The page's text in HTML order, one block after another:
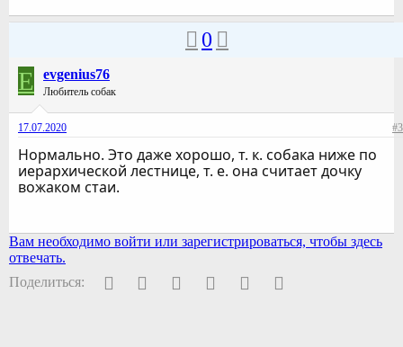
0
E evgenius76
Любитель собак
17.07.2020 #3
Нормально. Это даже хорошо, т. к. собака ниже по
иерархической лестнице, т. е. она считает дочку
вожаком стаи.
Вам необходимо войти или зарегистрироваться, чтобы здесь
отвечать.
Поделиться:
FacebookTwitter PinterestWhatsAppЭлектронная почта